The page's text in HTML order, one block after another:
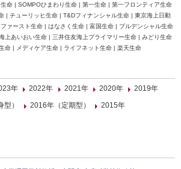
命 | SOMPOひまわり生命 | 第一生命 | 第一フロンティア生命
| チューリッヒ生命 | T&Dフィナンシャル生命 | 東京海上日動
ァースト生命 | はなさく生命 | 富国生命 | プルデンシャル生命
上あいおい生命 | 三井住友海上プライマリー生命 | みどり生命
命 | メディケア生命 | ライフネット生命 | 楽天生命
年 2022年 2021年 2020年
2019年
） 2016年（定期型）
2015年